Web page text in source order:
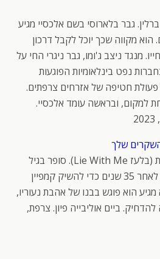
גבר בלארוסי בשם אלכסיי מגיע
הוא מקווה שכך יוכל לקבל דרכון
מנגד ניצב ג'ומו, גבר ניגרי החי על
נפט בינלאומיות הפוגעות
פעולת חטיפה של אזרחים צרפתים.
למקום, ובראשה עומד אלכסיי.
שלך
דרמה אוטוביוגרפית צרפתית (בלעז Lie With Me). סופר בגיל
העמידה חזור לעיר הולדתו לאחר 35 שנים כדי להשיק קמפיין
הוא פוגש בבנו של אהבת נעוריו,
ביים אוליבייה פיון. צרפת,